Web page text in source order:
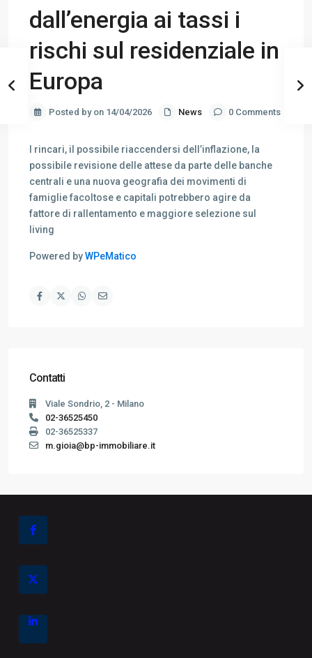
dall’energia ai tassi i
rischi sul residenziale in
Europa
Posted by on 14/04/2026 News 0 Comments
I rincari, il possibile riaccendersi dell’inflazione, la
possibile revisione delle attese da parte delle banche
centrali e una nuova geografia dei movimenti di
famiglie facoltose e capitali potrebbero agire da
fattore di rallentamento e maggiore selezione sul
living
Powered byWPeMatico
Contatti
Viale Sondrio, 2 - Milano
02-36525450
02-36525337
m.gioia@bp-immobiliare.it